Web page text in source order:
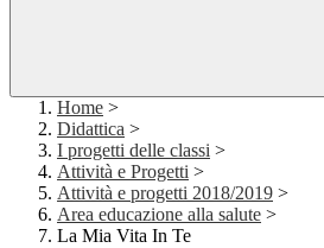
Home >
Didattica >
I progetti delle classi >
Attività e Progetti >
Attività e progetti 2018/2019 >
Area educazione alla salute >
La Mia Vita In Te